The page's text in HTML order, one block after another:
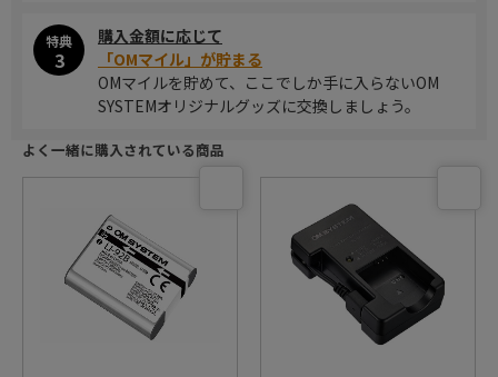
特典
3
購入金額に応じて
「OMマイル」が貯まる
OMマイルを貯めて、ここでしか手に入らないOM
SYSTEMオリジナルグッズに交換しましょう。
よく一緒に購入されている商品